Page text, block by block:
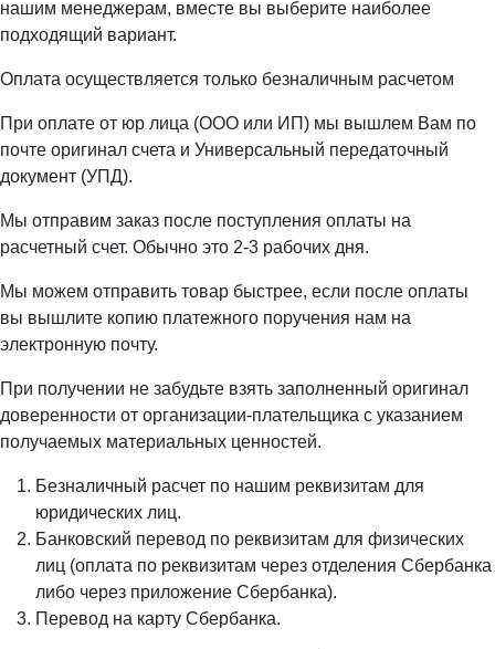
нашим менеджерам, вместе вы выберите наиболее
подходящий вариант.
Оплата осуществляется только безналичным расчетом
При оплате от юр лица (ООО или ИП) мы вышлем Вам по
почте оригинал счета и Универсальный передаточный
документ (УПД).
Мы отправим заказ после поступления оплаты на
расчетный счет. Обычно это 2-3 рабочих дня.
Мы можем отправить товар быстрее, если после оплаты
вы вышлите копию платежного поручения нам на
электронную почту.
При получении не забудьте взять заполненный оригинал
доверенности от организации-плательщика с указанием
получаемых материальных ценностей.
Безналичный расчет по нашим реквизитам для
юридических лиц.
Банковский перевод по реквизитам для физических
лиц (оплата по реквизитам через отделения Сбербанка
либо через приложение Сбербанка).
Перевод на карту Сбербанка.